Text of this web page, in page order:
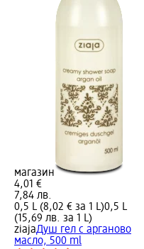
магазин
4,01 €
7,84 лв.
0,5 L (8,02 € за 1 L)0,5 L
(15,69 лв. за 1 L)
ziajaДуш гел с арганово
масло, 500 ml